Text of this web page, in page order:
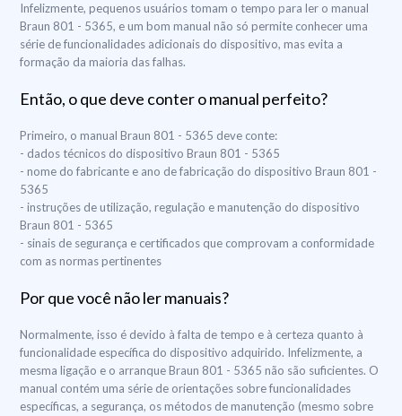
Infelizmente, pequenos usuários tomam o tempo para ler o manual
Braun 801 - 5365, e um bom manual não só permite conhecer uma
série de funcionalidades adicionais do dispositivo, mas evita a
formação da maioria das falhas.
Então, o que deve conter o manual perfeito?
Primeiro, o manual Braun 801 - 5365 deve conte:
- dados técnicos do dispositivo Braun 801 - 5365
- nome do fabricante e ano de fabricação do dispositivo Braun 801 -
5365
- instruções de utilização, regulação e manutenção do dispositivo
Braun 801 - 5365
- sinais de segurança e certificados que comprovam a conformidade
com as normas pertinentes
Por que você não ler manuais?
Normalmente, isso é devido à falta de tempo e à certeza quanto à
funcionalidade específica do dispositivo adquirido. Infelizmente, a
mesma ligação e o arranque Braun 801 - 5365 não são suficientes. O
manual contém uma série de orientações sobre funcionalidades
específicas, a segurança, os métodos de manutenção (mesmo sobre